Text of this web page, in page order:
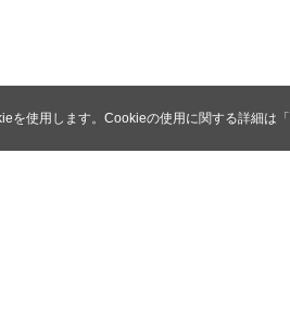
を使用します。Cookieの使用に関する詳細は「